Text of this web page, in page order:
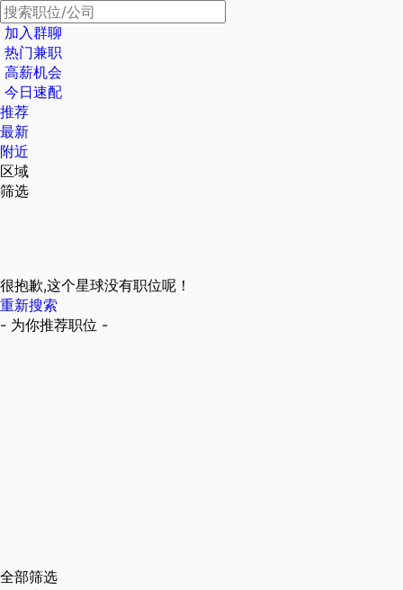
加入群聊
热门兼职
高薪机会
今日速配
推荐
最新
附近
区域
筛选
很抱歉,这个星球没有职位呢！
重新搜索
- 为你推荐职位 -
全部筛选